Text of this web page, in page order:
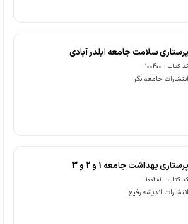
پرستاری سلامت جامعه ایلدر آبادی
کد کتاب : 100400
انتشارات جامعه نگر
پرستاری بهداشت جامعه 1 و 2 و 3
کد کتاب : 100401
انتشارات اندیشه رفیع